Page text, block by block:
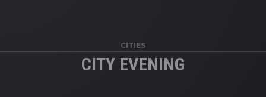
CITIES
CITY EVENING